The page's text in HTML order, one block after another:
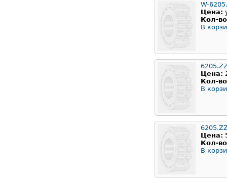
W-
Цена:
Кол-
В
Цена:
Кол-
В
Цена:
Кол-
В